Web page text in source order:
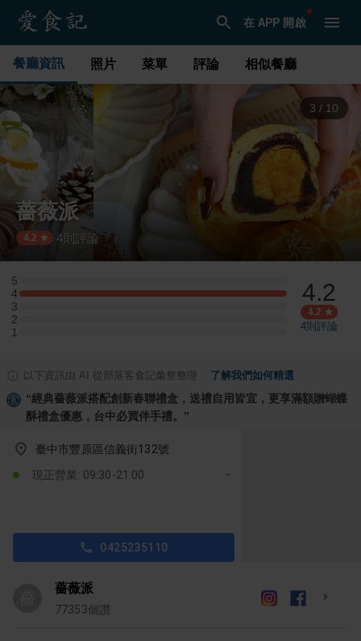
在 APP 開啟
餐廳資訊 照片 菜單 評論 相似餐廳
3 / 10
薔薇派
4.2 4則評論
5
5 星：0 則評論
4
4 星：2 則評論
3
3 星：0 則評論
2
2 星：0 則評論
1
1 星：0 則評論
4.2
4.2
4則評論
以下資訊由 AI 從部落客食記彙整整理 了解我們如何精選
“經典薔薇派搭配創新春聯禮盒，送禮自用皆宜，更享滿額贈蝴蝶
酥禮盒優惠，台中必買伴手禮。 ”
臺中市豐原區信義街132號
現正營業: 09:30-21:00
0425235110
薔薇派
77353個讚